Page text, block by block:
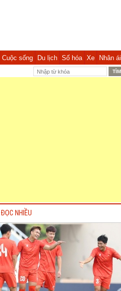
Cuộc sống Du lịch Số hóa Xe Nhân ái
NHIỀU